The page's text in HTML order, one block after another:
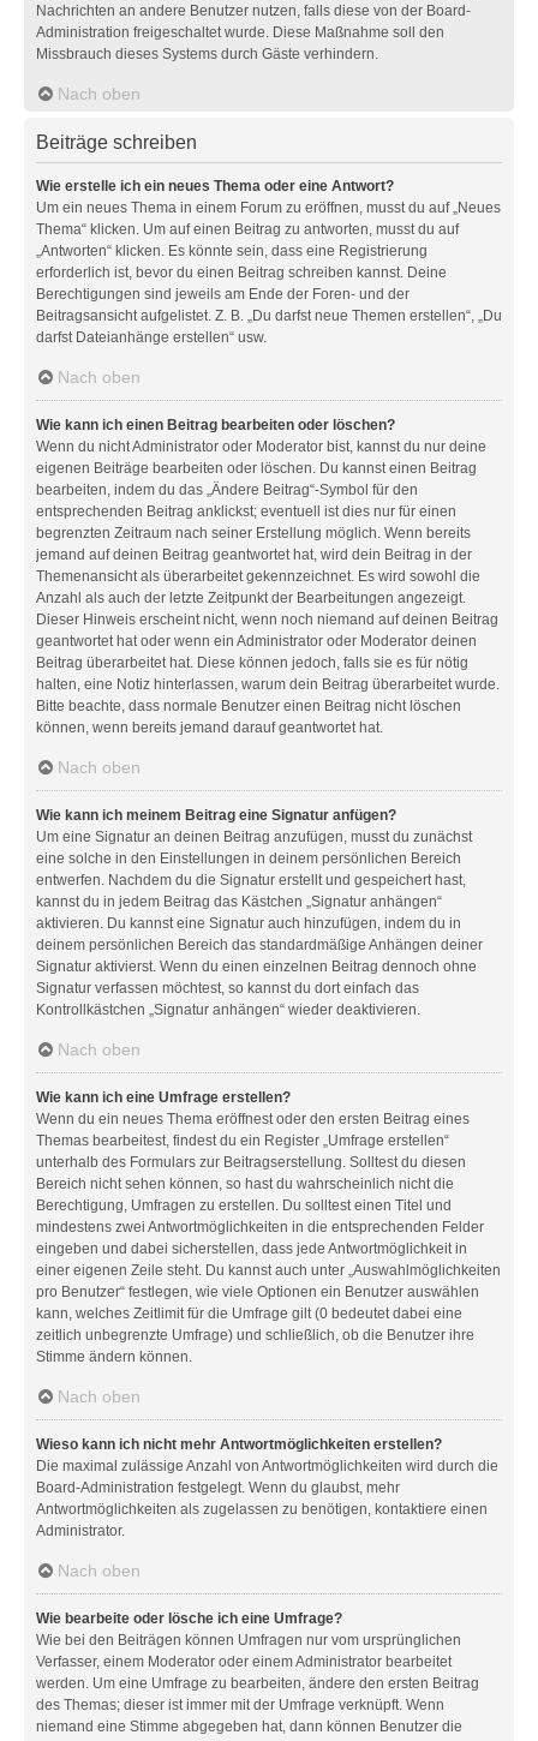
Nachrichten an andere Benutzer nutzen, falls diese von der Board-
Administration freigeschaltet wurde. Diese Maßnahme soll den
Missbrauch dieses Systems durch Gäste verhindern.
Nach oben
Beiträge schreiben
Wie erstelle ich ein neues Thema oder eine Antwort?
Um ein neues Thema in einem Forum zu eröffnen, musst du auf „Neues
Thema“ klicken. Um auf einen Beitrag zu antworten, musst du auf
„Antworten“ klicken. Es könnte sein, dass eine Registrierung
erforderlich ist, bevor du einen Beitrag schreiben kannst. Deine
Berechtigungen sind jeweils am Ende der Foren- und der
Beitragsansicht aufgelistet. Z. B. „Du darfst neue Themen erstellen“, „Du
darfst Dateianhänge erstellen“ usw.
Nach oben
Wie kann ich einen Beitrag bearbeiten oder löschen?
Wenn du nicht Administrator oder Moderator bist, kannst du nur deine
eigenen Beiträge bearbeiten oder löschen. Du kannst einen Beitrag
bearbeiten, indem du das „Ändere Beitrag“-Symbol für den
entsprechenden Beitrag anklickst; eventuell ist dies nur für einen
begrenzten Zeitraum nach seiner Erstellung möglich. Wenn bereits
jemand auf deinen Beitrag geantwortet hat, wird dein Beitrag in der
Themenansicht als überarbeitet gekennzeichnet. Es wird sowohl die
Anzahl als auch der letzte Zeitpunkt der Bearbeitungen angezeigt.
Dieser Hinweis erscheint nicht, wenn noch niemand auf deinen Beitrag
geantwortet hat oder wenn ein Administrator oder Moderator deinen
Beitrag überarbeitet hat. Diese können jedoch, falls sie es für nötig
halten, eine Notiz hinterlassen, warum dein Beitrag überarbeitet wurde.
Bitte beachte, dass normale Benutzer einen Beitrag nicht löschen
können, wenn bereits jemand darauf geantwortet hat.
Nach oben
Wie kann ich meinem Beitrag eine Signatur anfügen?
Um eine Signatur an deinen Beitrag anzufügen, musst du zunächst
eine solche in den Einstellungen in deinem persönlichen Bereich
entwerfen. Nachdem du die Signatur erstellt und gespeichert hast,
kannst du in jedem Beitrag das Kästchen „Signatur anhängen“
aktivieren. Du kannst eine Signatur auch hinzufügen, indem du in
deinem persönlichen Bereich das standardmäßige Anhängen deiner
Signatur aktivierst. Wenn du einen einzelnen Beitrag dennoch ohne
Signatur verfassen möchtest, so kannst du dort einfach das
Kontrollkästchen „Signatur anhängen“ wieder deaktivieren.
Nach oben
Wie kann ich eine Umfrage erstellen?
Wenn du ein neues Thema eröffnest oder den ersten Beitrag eines
Themas bearbeitest, findest du ein Register „Umfrage erstellen“
unterhalb des Formulars zur Beitragserstellung. Solltest du diesen
Bereich nicht sehen können, so hast du wahrscheinlich nicht die
Berechtigung, Umfragen zu erstellen. Du solltest einen Titel und
mindestens zwei Antwortmöglichkeiten in die entsprechenden Felder
eingeben und dabei sicherstellen, dass jede Antwortmöglichkeit in
einer eigenen Zeile steht. Du kannst auch unter „Auswahlmöglichkeiten
pro Benutzer“ festlegen, wie viele Optionen ein Benutzer auswählen
kann, welches Zeitlimit für die Umfrage gilt (0 bedeutet dabei eine
zeitlich unbegrenzte Umfrage) und schließlich, ob die Benutzer ihre
Stimme ändern können.
Nach oben
Wieso kann ich nicht mehr Antwortmöglichkeiten erstellen?
Die maximal zulässige Anzahl von Antwortmöglichkeiten wird durch die
Board-Administration festgelegt. Wenn du glaubst, mehr
Antwortmöglichkeiten als zugelassen zu benötigen, kontaktiere einen
Administrator.
Nach oben
Wie bearbeite oder lösche ich eine Umfrage?
Wie bei den Beiträgen können Umfragen nur vom ursprünglichen
Verfasser, einem Moderator oder einem Administrator bearbeitet
werden. Um eine Umfrage zu bearbeiten, ändere den ersten Beitrag
des Themas; dieser ist immer mit der Umfrage verknüpft. Wenn
niemand eine Stimme abgegeben hat, dann können Benutzer die